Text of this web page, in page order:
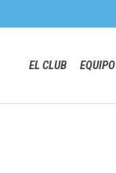
EL CLUB EQUIPO